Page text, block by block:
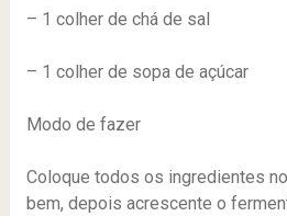
– 1 colher de chá de sal
– 1 colher de sopa de açúcar
Modo de fazer
Coloque todos os ingredientes
bem, depois acrescente o